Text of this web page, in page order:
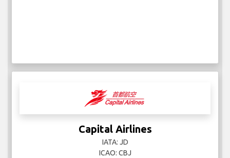
Capital Airlines
IATA: JD
ICAO: CBJ